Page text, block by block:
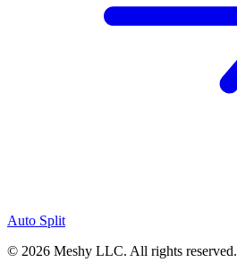
Auto Split
© 2026 Meshy LLC. All rights reserved.